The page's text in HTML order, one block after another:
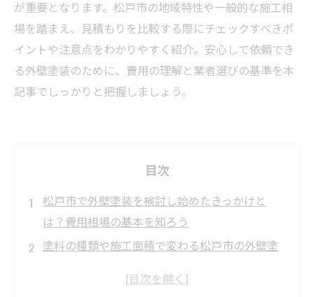
が重要となります。松戸市の地域特性や一般的な施工相
場を踏まえ、見積もりを比較する際にチェックすべきポ
イントや注意点をわかりやすく紹介。安心して依頼でき
る外壁塗装のために、費用の理解と業者選びの基準を本
記事でしっかりと把握しましょう。
目次
松戸市で外壁塗装を検討し始めたきっかけと
は？費用相場の基本を知ろう
塗料の種類や施工面積で変わる松戸市の外壁塗
見積もりで失敗しないためのチェックポイント